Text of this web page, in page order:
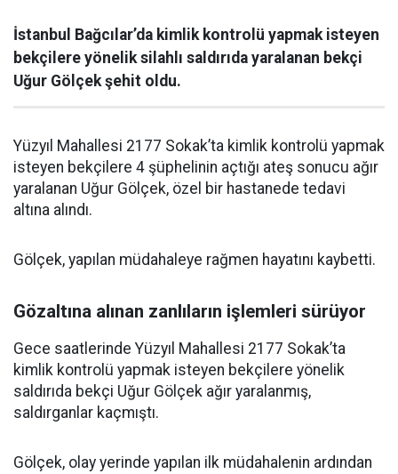
İstanbul Bağcılar’da kimlik kontrolü yapmak isteyen
bekçilere yönelik silahlı saldırıda yaralanan bekçi
Uğur Gölçek şehit oldu.
Yüzyıl Mahallesi 2177 Sokak’ta kimlik kontrolü yapmak
isteyen bekçilere 4 şüphelinin açtığı ateş sonucu ağır
yaralanan Uğur Gölçek, özel bir hastanede tedavi
altına alındı.
Gölçek, yapılan müdahaleye rağmen hayatını kaybetti.
Gözaltına alınan zanlıların işlemleri sürüyor
Gece saatlerinde Yüzyıl Mahallesi 2177 Sokak’ta
kimlik kontrolü yapmak isteyen bekçilere yönelik
saldırıda bekçi Uğur Gölçek ağır yaralanmış,
saldırganlar kaçmıştı.
Gölçek, olay yerinde yapılan ilk müdahalenin ardından